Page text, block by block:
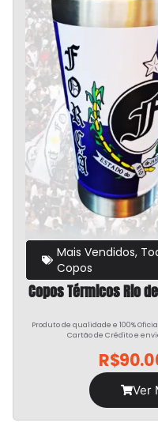
Mais Vendidos,
Copos
Copos Térmicos Rio
Produto de qualidade e 100%
Cartão de Crédito e
R$
Ver